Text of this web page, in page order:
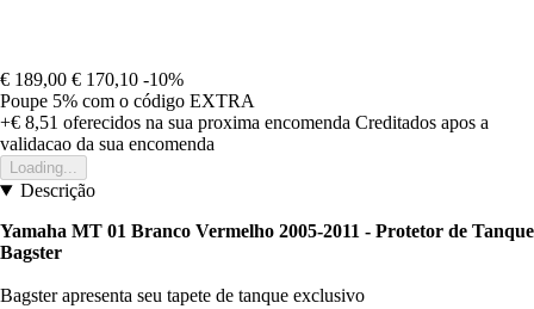
€ 189,00 € 170,10 -10%
Poupe 5% com o código EXTRA
+€ 8,51 oferecidos na sua proxima encomenda Creditados apos a
validacao da sua encomenda
Loading...
Descrição
Yamaha MT 01 Branco Vermelho 2005-2011 - Protetor de Tanque
Bagster
Bagster apresenta seu tapete de tanque exclusivo